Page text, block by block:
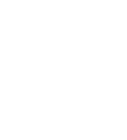
necesario para ser
Capacitación
fortalecen su rol
experiencia del
conducción